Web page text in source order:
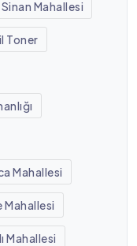
Mahallesi
Toner
Mahallesi
Mahallesi
Mahallesi